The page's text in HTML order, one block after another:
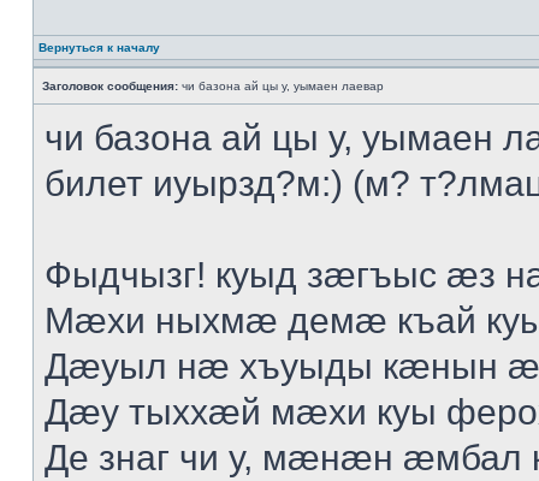
Вернуться к началу
Заголовок сообщения: чи базона ай цы у, уымаен лаевар
чи базона ай цы у, уымаен
билет иуырзд?м:) (м?
Фыдчызг! куыд зæгъыс æз
Мæхи ныхмæ демæ къай
Дæуыл нæ хъуыды кæнын
Дæу тыххæй мæхи куы
Де знаг чи у, мæнæн æмбал